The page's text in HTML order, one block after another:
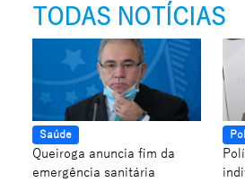
TODAS NOTÍCIAS
Saúde
Queiroga anuncia fim da
emergência sanitária